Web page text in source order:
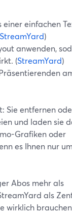
einer einfachen
StreamYard)
anwenden,
(StreamYard)
Sie entfernen
und laden sie
Grafiken oder
es Ihnen nur
Abos mehr als
als
wirklich